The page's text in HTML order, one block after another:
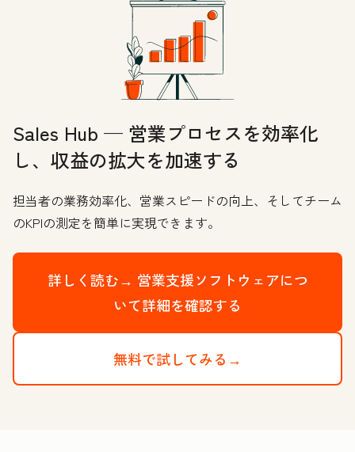
Sales Hub — 営業プロセスを効率化
し、収益の拡大を加速する
担当者の業務効率化、営業スピードの向上、そしてチーム
のKPIの測定を簡単に実現できます。
詳しく読む→ 営業支援ソフトウェアにつ
いて詳細を確認する
無料で試してみる→